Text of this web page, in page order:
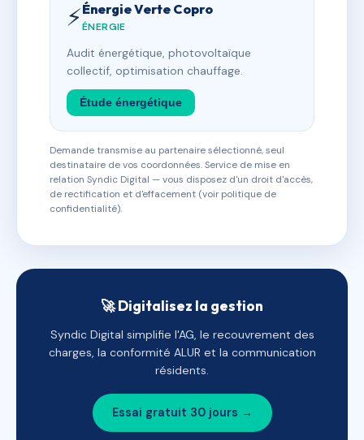
⚡Énergie Verte Copro
ÉNERGIE
Audit énergétique, photovoltaïque
collectif, optimisation chauffage.
Étude énergétique
Demande transmise au partenaire sélectionné, seul
destinataire de vos coordonnées. Service de mise en
relation Syndic Digital — vous disposez d'un droit d'accès,
de rectification et d'effacement (voir politique de
confidentialité).
🚀 Digitalisez la gestion
Syndic Digital simplifie l'AG, le recouvrement des
charges, la conformité ALUR et la communication
résidents.
Essai gratuit 30 jours →